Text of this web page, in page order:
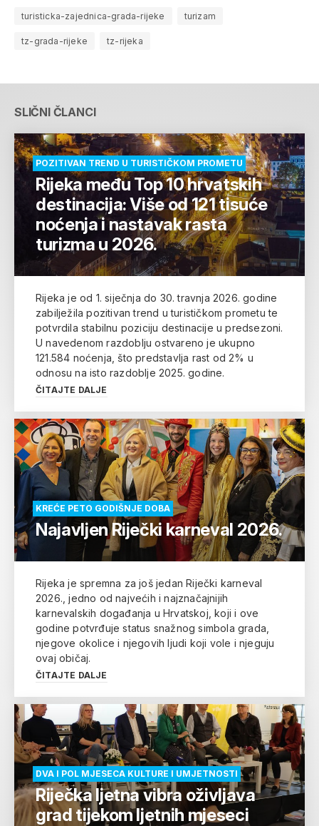
turisticka-zajednica-grada-rijeke turizam
tz-grada-rijeke tz-rijeka
SLIČNI ČLANCI
POZITIVAN TREND U TURISTIČKOM PROMETU
Rijeka među Top 10 hrvatskih
destinacija: Više od 121 tisuće
noćenja i nastavak rasta
turizma u 2026.
Rijeka je od 1. siječnja do 30. travnja 2026. godine
zabilježila pozitivan trend u turističkom prometu te
potvrdila stabilnu poziciju destinacije u predsezoni.
U navedenom razdoblju ostvareno je ukupno
121.584 noćenja, što predstavlja rast od 2% u
odnosu na isto razdoblje 2025. godine.
ČITAJTE DALJE
KREĆE PETO GODIŠNJE DOBA
Najavljen Riječki karneval 2026.
Rijeka je spremna za još jedan Riječki karneval
2026., jedno od najvećih i najznačajnijih
karnevalskih događanja u Hrvatskoj, koji i ove
godine potvrđuje status snažnog simbola grada,
njegove okolice i njegovih ljudi koji vole i njeguju
ovaj običaj.
ČITAJTE DALJE
DVA I POL MJESECA KULTURE I UMJETNOSTI
Riječka ljetna vibra oživljava
grad tijekom ljetnih mjeseci